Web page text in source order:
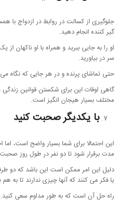
جلوگیری از کسالت در روابط در ازدواج با
گیر کننده انجام دهید.
او را به جایی ببرید و همراه با او ناکهان
سر در بیاورید.
حتی تماشای پرنده و در هر جایی که نگاه می
گاهی اوقات این برای شکستن قوانین
مختلف بسیار هیجان انگیز است.
با یکدیگر صحبت کنید
این احتمالا برای شما بسیار واضح است، اما
مدت برقرار شود تا دو نفر در طول روز
دلیل این امر ممکن است این باشد که دو
یا فکر می کنند که آنها چیزی ندارند تا به هم
راه حل آن است که به طور مداوم سعی کنید.